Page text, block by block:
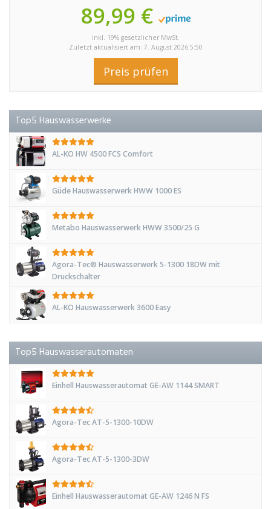
89,99 €
inkl. 19% gesetzlicher MwSt.
Zuletzt aktualisiert am: 7. August 2026 5:50
Preis prüfen
Top5 Hauswasserwerke
AL-KO HW 4500 FCS Comfort
Güde Hauswasserwerk HWW 1000 ES
Metabo Hauswasserwerk HWW 3500/25 G
Agora-Tec® Hauswasserwerk 5-1300 18DW mit
Druckschalter
AL-KO Hauswasserwerk 3600 Easy
Top5 Hauswasserautomaten
Einhell Hauswasserautomat GE-AW 1144 SMART
Agora-Tec AT-5-1300-10DW
Agora-Tec AT-5-1300-3DW
Einhell Hauswasserautomat GE-AW 1246 N FS